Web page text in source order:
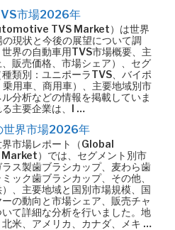
市場2026年
TVS Market）は世界
現状と今後の展望について調
界の自動車用TVS市場概要、主
販売価格、市場シェア）、セグ
種類別：ユニポーラTVS、バイポ
用車、商用車）、主要地域別市
分析などの情報を掲載していま
主要企業は、I …
世界市場2026年
市場レポート（Global
）では、セグメント別市
ス製歯ブラシカップ、麦わら歯
ック歯ブラシカップ、その他、
、主要地域と国別市場規模、国
の動向と市場シェア、販売チャ
て詳細な分析を行いました。地
米、アメリカ、カナダ、メキ …